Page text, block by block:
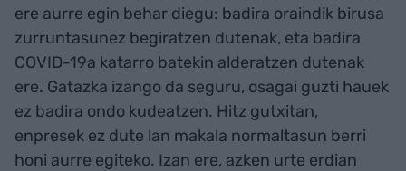
ere aurre egin behar diegu: badira oraindik birusa
zurruntasunez begiratzen dutenak, eta badira
COVID-19a katarro batekin alderatzen dutenak
ere. Gatazka izango da seguru, osagai guzti hauek
ez badira ondo kudeatzen. Hitz gutxitan,
enpresek ez dute lan makala normaltasun berri
honi aurre egiteko. Izan ere, azken urte erdian